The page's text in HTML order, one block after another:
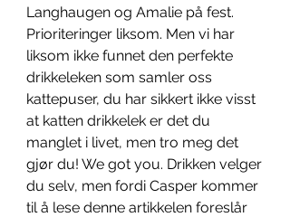
Langhaugen og Amalie på fest.
Prioriteringer liksom. Men vi har
liksom ikke funnet den perfekte
drikkeleken som samler oss
kattepuser, du har sikkert ikke visst
at katten drikkelek er det du
manglet i livet, men tro meg det
gjør du! We got you. Drikken velger
du selv, men fordi Casper kommer
til å lese denne artikkelen foreslår